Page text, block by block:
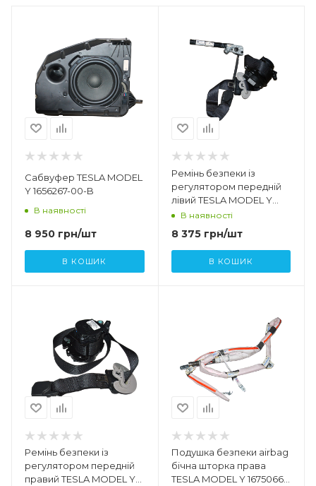
Сабвуфер TESLA MODEL
Y 1656267-00-B
В наявності
8 950 грн/шт
В КОШИК
Ремінь безпеки із
регулятором передній
лівий TESLA MODEL Y
1493782 - 01 - C
В наявності
8 375грн/шт
В КОШИК
Ремінь безпеки із
регулятором передній
правий TESLA MODEL Y
Подушка безпеки airbag
бічна шторка права
TESLA MODEL Y 1675066 -